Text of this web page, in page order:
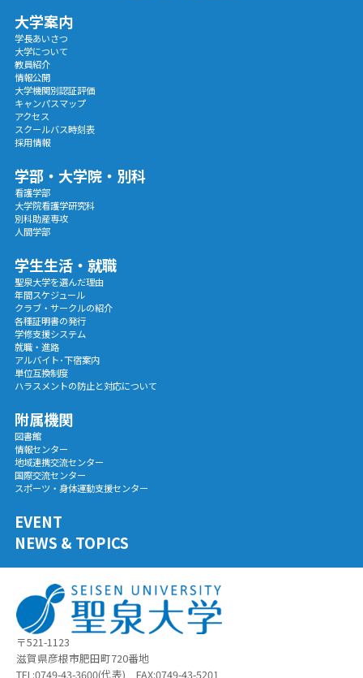
大学案内
学長あいさつ
大学について
教員紹介
情報公開
大学機関別認証評価
キャンパスマップ
アクセス
スクールバス時刻表
採用情報
学部・大学院・別科
看護学部
大学院看護学研究科
別科助産専攻
人間学部
学生生活・就職
聖泉大学を選んだ理由
年間スケジュール
クラブ・サークルの紹介
各種証明書の発行
学修支援システム
就職・進路
アルバイト･下宿案内
単位互換制度
ハラスメントの防止と対応について
附属機関
図書館
情報センター
地域連携交流センター
国際交流センター
スポーツ・身体運動支援センター
EVENT
NEWS & TOPICS
〒521-1123
滋賀県彦根市肥田町720番地
TEL:0749-43-3600(代表) FAX:0749-43-5201